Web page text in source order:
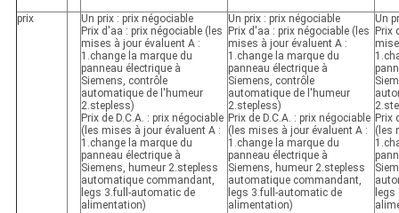
prix
Un prix : prix négociable
Prix d'aa : prix négociable (les
mises à jour évaluent A :
1.change la marque du
panneau électrique à
Siemens, contrôle
automatique de l'humeur
2.stepless)
Prix de D.C.A. : prix négociable
(les mises à jour évaluent A :
1.change la marque du
panneau électrique à
Siemens, humeur 2.stepless
automatique commandant,
legs 3.full-automatic de
alimentation)
Un prix : prix négociable
Prix d'aa : prix négociable (les
mises à jour évaluent A :
1.change la marque du
panneau électrique à
Siemens, contrôle
automatique de l'humeur
2.stepless)
Prix de D.C.A. : prix négociable
(les mises à jour évaluent A :
1.change la marque du
panneau électrique à
Siemens, humeur 2.stepless
automatique commandant,
legs 3.full-automatic de
alimentation)
Un
Prix
Prix
(les